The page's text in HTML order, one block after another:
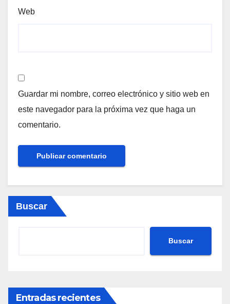
Web
Guardar mi nombre, correo electrónico y sitio web en
este navegador para la próxima vez que haga un
comentario.
Buscar
Buscar
Entradas recientes